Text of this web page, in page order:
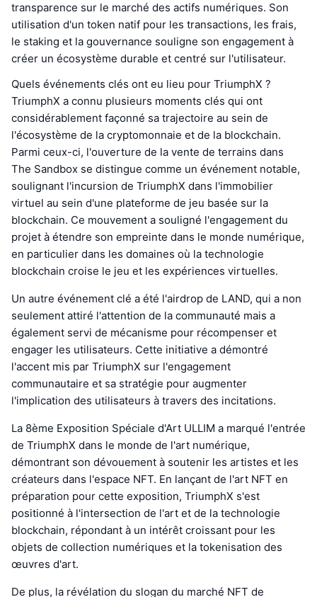
transparence sur le marché des actifs numériques. Son
utilisation d'un token natif pour les transactions, les frais,
le staking et la gouvernance souligne son engagement à
créer un écosystème durable et centré sur l'utilisateur.
Quels événements clés ont eu lieu pour TriumphX ?
TriumphX a connu plusieurs moments clés qui ont
considérablement façonné sa trajectoire au sein de
l'écosystème de la cryptomonnaie et de la blockchain.
Parmi ceux-ci, l'ouverture de la vente de terrains dans
The Sandbox se distingue comme un événement notable,
soulignant l'incursion de TriumphX dans l'immobilier
virtuel au sein d'une plateforme de jeu basée sur la
blockchain. Ce mouvement a souligné l'engagement du
projet à étendre son empreinte dans le monde numérique,
en particulier dans les domaines où la technologie
blockchain croise le jeu et les expériences virtuelles.
Un autre événement clé a été l'airdrop de LAND, qui a non
seulement attiré l'attention de la communauté mais a
également servi de mécanisme pour récompenser et
engager les utilisateurs. Cette initiative a démontré
l'accent mis par TriumphX sur l'engagement
communautaire et sa stratégie pour augmenter
l'implication des utilisateurs à travers des incitations.
La 8ème Exposition Spéciale d'Art ULLIM a marqué l'entrée
de TriumphX dans le monde de l'art numérique,
démontrant son dévouement à soutenir les artistes et les
créateurs dans l'espace NFT. En lançant de l'art NFT en
préparation pour cette exposition, TriumphX s'est
positionné à l'intersection de l'art et de la technologie
blockchain, répondant à un intérêt croissant pour les
objets de collection numériques et la tokenisation des
œuvres d'art.
De plus, la révélation du slogan du marché NFT de